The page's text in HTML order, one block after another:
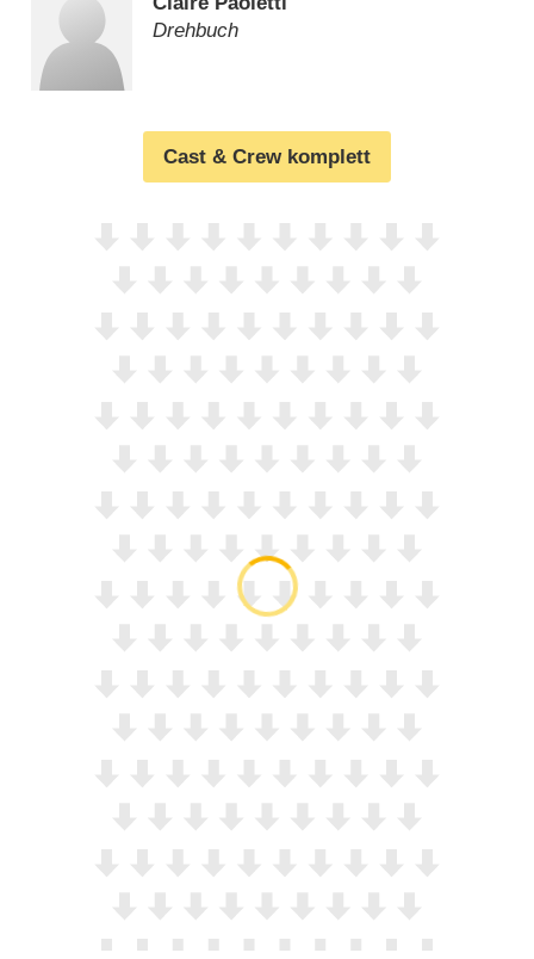
Drehbuch
Cast & Crew komplett